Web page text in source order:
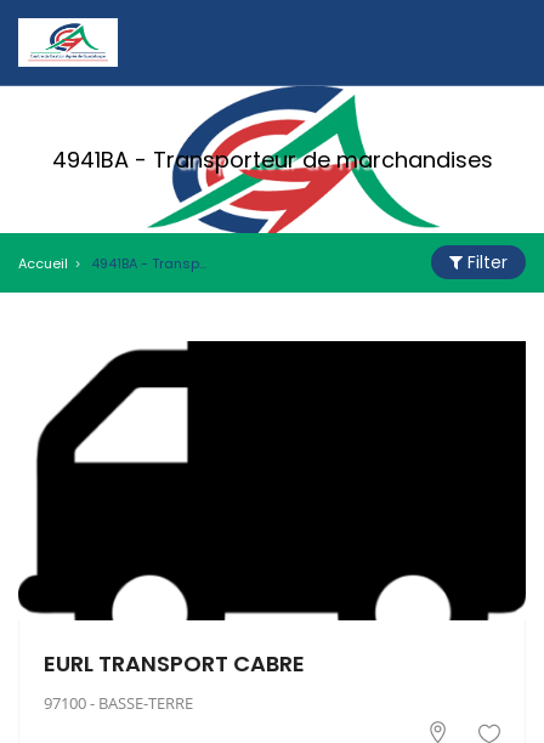
4941BA - Transporteur de marchandises
Accueil 4941BA - Transporteur de marchandises Filter
EURL TRANSPORT CABRE
97100 - BASSE-TERRE